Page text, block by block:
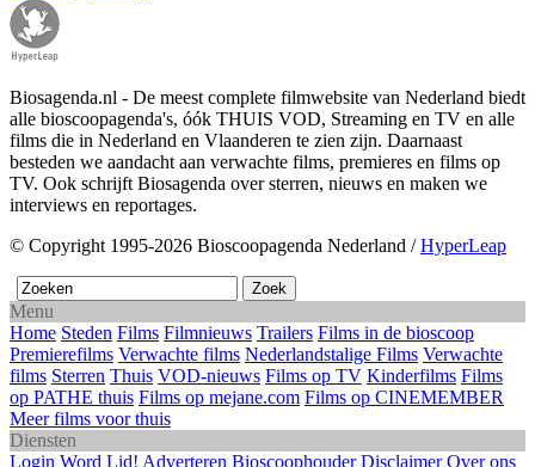
Biosagenda.nl - De meest complete filmwebsite van Nederland biedt
alle bioscoopagenda's, óók THUIS VOD, Streaming en TV en alle
films die in Nederland en Vlaanderen te zien zijn. Daarnaast
besteden we aandacht aan verwachte films, premieres en films op
TV. Ook schrijft Biosagenda over sterren, nieuws en maken we
interviews en reportages.
© Copyright 1995-2026 Bioscoopagenda Nederland /HyperLeap
Menu
Home Steden Films Filmnieuws Trailers Films in de bioscoop
Premierefilms Verwachte films Nederlandstalige Films Verwachte
films Sterren Thuis VOD-nieuws Films op TV Kinderfilms Films
op PATHE thuis Films op mejane.com Films op CINEMEMBER
Meer films voor thuis
Diensten
Login Word Lid! Adverteren Bioscoophouder Disclaimer Over ons